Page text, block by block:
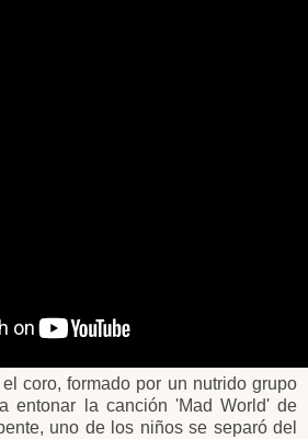
coro, formado por un nutrido grupo
entonar la canción 'Mad World' de
uno de los niños se separó del